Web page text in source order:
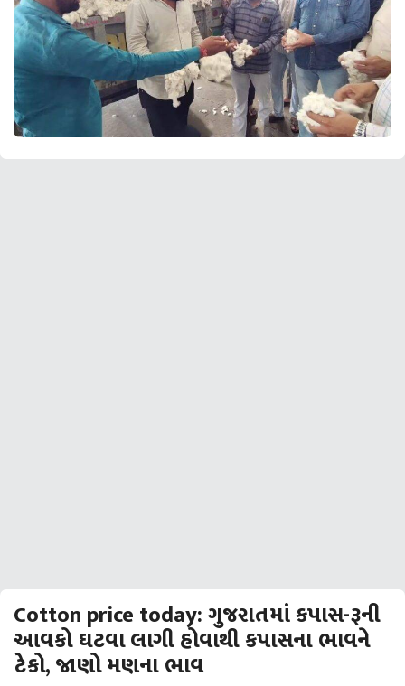
Cotton price today: ગુજરાતમાં કપાસ-રૂની
આવકો ઘટવા લાગી હોવાથી કપાસના ભાવને
ટેકો, જાણો મણના ભાવ